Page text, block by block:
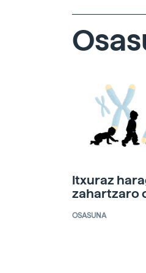
Itxuraz
zahartzaro
OSASUNA